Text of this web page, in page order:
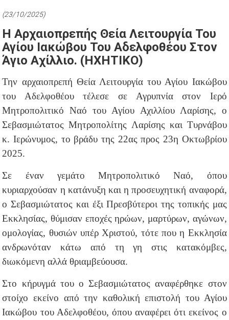
(23/10/2025)
Η Αρχαιοπρεπής Θεία Λειτουργία Του
Αγίου Ιακώβου Του Αδελφοθέου Στον
Άγιο Αχίλλιο. (ΗΧΗΤΙΚΟ)
Την αρχαιοπρεπή Θεία Λειτουργία του Αγίου Ιακώβου
του Αδελφοθέου τέλεσε σε Αγρυπνία στον Ιερό
Μητροπολιτικό Ναό του Αγίου Αχιλλίου Λαρίσης, ο
Σεβασμιώτατος Μητροπολίτης Λαρίσης και Τυρνάβου
κ. Ιερώνυμος, το βράδυ της 22ας προς 23η Οκτωβρίου
2025.
Σε έναν γεμάτο Μητροπολιτικό Ναό, όπου
κυριαρχούσαν η κατάνυξη και η προσευχητική αναφορά,
ο Σεβασμιώτατος και έξι Πρεσβύτεροι της τοπικής μας
Εκκλησίας, θύμισαν εποχές ηρώων, μαρτύρων, αγώνων,
ομολογίας, θυσιών υπέρ Χριστού, τότε που η Εκκλησία
ανδρωνόταν κάτω από τη γη στις κατακόμβες,
διωκόμενη αλλά θριαμβεύουσα.
Στο κήρυγμά του ο Σεβασμιώτατος αναφέρθηκε στον
στοίχο εκείνο από την καθολική επιστολή του Αγίου
Ιακώβου του Αδελφοθέου, όπου αναφέρει ότι εκείνος ο